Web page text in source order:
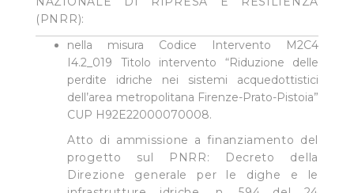
(PNRR):
nella misura Codice Intervento M2C4
I4.2_019 Titolo intervento “Riduzione delle
perdite idriche nei sistemi acquedottistici
dell’area metropolitana Firenze-Prato-Pistoia”
CUP H92E22000070008.
Atto di ammissione a finanziamento del
progetto sul PNRR: Decreto della
Direzione generale per le dighe e le